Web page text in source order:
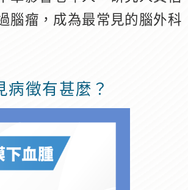
腦瘤，成為最常見的腦外科
徵有甚麼？